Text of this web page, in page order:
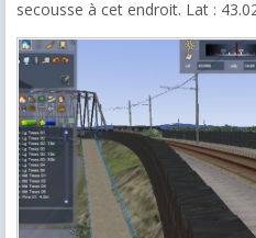
secousse à cet endroit. Lat :